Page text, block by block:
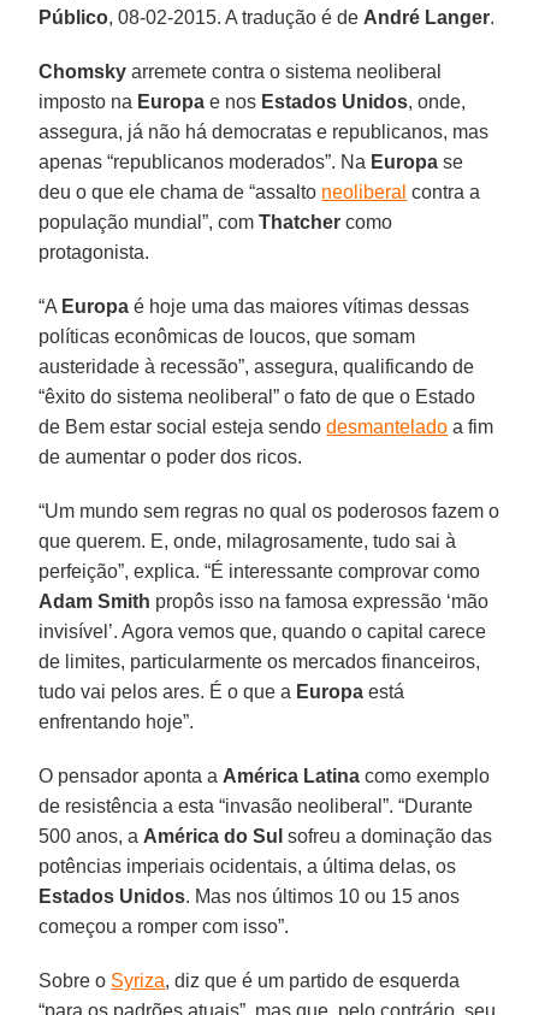
Público, 08-02-2015. A tradução é de André Langer.
Chomsky arremete contra o sistema neoliberal
imposto na Europa e nos Estados Unidos, onde,
assegura, já não há democratas e republicanos, mas
apenas “republicanos moderados”. Na Europa se
deu o que ele chama de “assalto neoliberal contra a
população mundial”, comThatcher como
protagonista.
“A Europa é hoje uma das maiores vítimas dessas
políticas econômicas de loucos, que somam
austeridade à recessão”, assegura, qualificando de
“êxito do sistema neoliberal” o fato de que o Estado
de Bem estar social esteja sendodesmantelado a fim
de aumentar o poder dos ricos.
“Um mundo sem regras no qual os poderosos fazem o
que querem. E, onde, milagrosamente, tudo sai à
perfeição”, explica. “É interessante comprovar como
Adam Smith propôs isso na famosa expressão ‘mão
invisível’. Agora vemos que, quando o capital carece
de limites, particularmente os mercados financeiros,
tudo vai pelos ares. É o que a Europa está
enfrentando hoje”.
O pensador aponta a América Latina como exemplo
de resistência a esta “invasão neoliberal”. “Durante
500 anos, a América do Sul sofreu a dominação das
potências imperiais ocidentais, a última delas, os
Estados Unidos. Mas nos últimos 10 ou 15 anos
começou a romper com isso”.
Sobre o Syriza, diz que é um partido de esquerda
“para os padrões atuais”, mas que, pelo contrário, seu